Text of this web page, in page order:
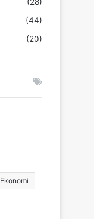
(28)
(44)
(20)